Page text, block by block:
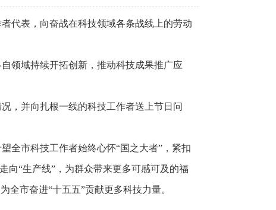
代表，向奋战在科技领域各条战线上的劳动
领域持续开拓创新，推动科技成果推广应
，并向扎根一线的科技工作者送上节日问
全市科技工作者始终心怀“国之大者”，紧扣
向“生产线”，为群众带来更多可感可及的福
市奋进“十五五”贡献更多科技力量。